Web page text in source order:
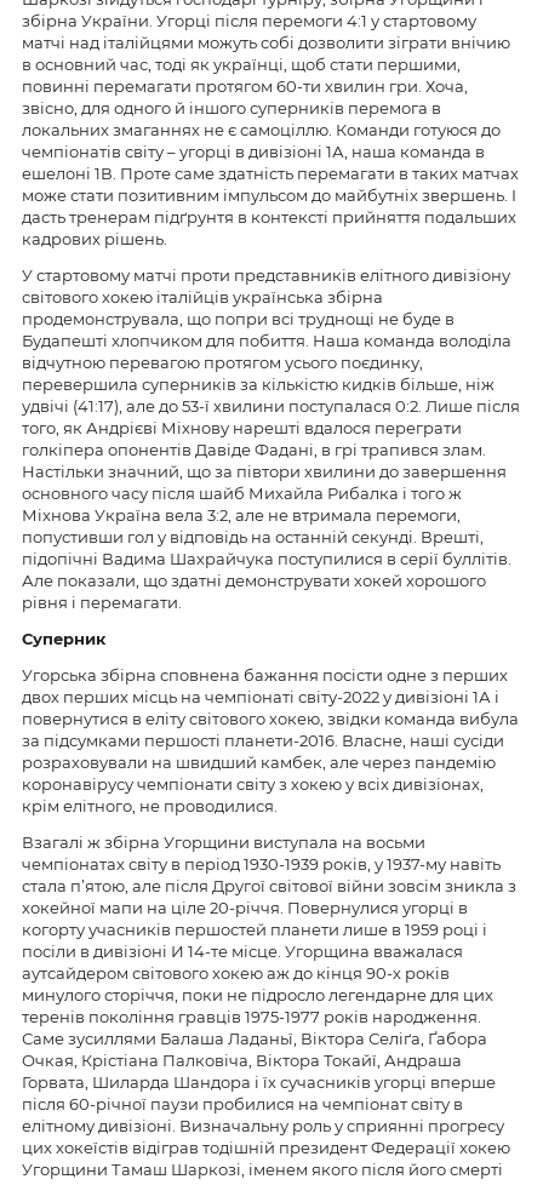
збірна України. Угорці після перемоги 4:1 у стартовому
матчі над італійцями можуть собі дозволити зіграти внічию
в основний час, тоді як українці, щоб стати першими,
повинні перемагати протягом 60-ти хвилин гри. Хоча,
звісно, для одного й іншого суперників перемога в
локальних змаганнях не є самоціллю. Команди готуюся до
чемпіонатів світу – угорці в дивізіоні 1А, наша команда в
ешелоні 1В. Проте саме здатність перемагати в таких матчах
може стати позитивним імпульсом до майбутніх звершень. І
дасть тренерам підґрунтя в контексті прийняття подальших
кадрових рішень.
У стартовому матчі проти представників елітного дивізіону
світового хокею італійців українська збірна
продемонструвала, що попри всі труднощі не буде в
Будапешті хлопчиком для побиття. Наша команда володіла
відчутною перевагою протягом усього поєдинку,
перевершила суперників за кількістю кидків більше, ніж
удвічі (41:17), але до 53-ї хвилини поступалася 0:2. Лише після
того, як Андрієві Міхнову нарешті вдалося переграти
голкіпера опонентів Давіде Фадані, в грі трапився злам.
Настільки значний, що за півтори хвилини до завершення
основного часу після шайб Михайла Рибалка і того ж
Міхнова Україна вела 3:2, але не втримала перемоги,
попустивши гол у відповідь на останній секунді. Врешті,
підопічні Вадима Шахрайчука поступилися в серії буллітів.
Але показали, що здатні демонструвати хокей хорошого
рівня і перемагати.
Суперник
Угорська збірна сповнена бажання посісти одне з перших
двох перших місць на чемпіонаті світу-2022 у дивізіоні 1А і
повернутися в еліту світового хокею, звідки команда вибула
за підсумками першості планети-2016. Власне, наші сусіди
розраховували на швидший камбек, але через пандемію
коронавірусу чемпіонати світу з хокею у всіх дивізіонах,
крім елітного, не проводилися.
Взагалі ж збірна Угорщини виступала на восьми
чемпіонатах світу в період 1930-1939 років, у 1937-му навіть
стала п’ятою, але після Другої світової війни зовсім зникла з
хокейної мапи на ціле 20-річчя. Повернулися угорці в
когорту учасників першостей планети лише в 1959 році і
посіли в дивізіоні И 14-те місце. Угорщина вважалася
аутсайдером світового хокею аж до кінця 90-х років
минулого сторіччя, поки не підросло легендарне для цих
теренів покоління гравців 1975-1977 років народження.
Саме зусиллями Балаша Ладаньї, Віктора Селіґа, Ґабора
Очкая, Крістіана Палковіча, Віктора Токайї, Андраша
Горвата, Шиларда Шандора і їх сучасників угорці вперше
після 60-річної паузи пробилися на чемпіонат світу в
елітному дивізіоні. Визначальну роль у сприянні прогресу
цих хокеїстів відіграв тодішній президент Федерації хокею
Угорщини Тамаш Шаркозі, іменем якого після його смерті